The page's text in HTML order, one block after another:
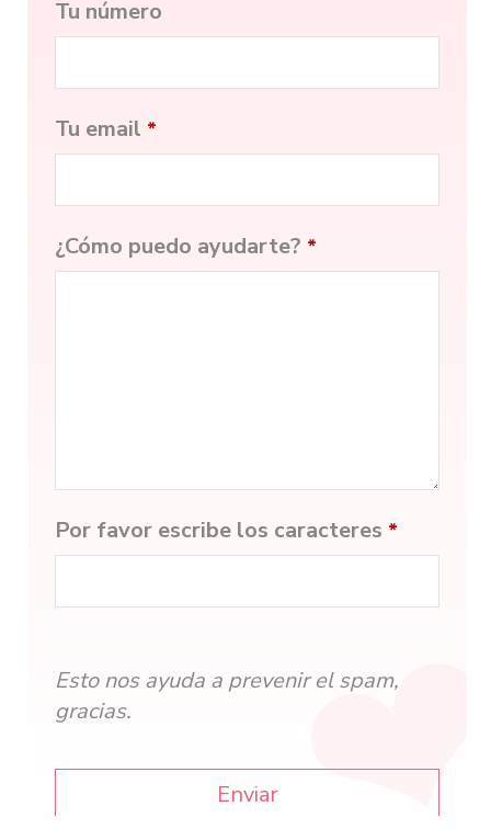
Tu número
Tu email *
¿Cómo puedo ayudarte? *
Por favor escribe los caracteres *
Esto nos ayuda a prevenir el spam,
gracias.
Enviar